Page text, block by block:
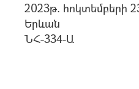
2023թ. հոկտեմբերի
Երևան
ՆՀ-334-Ա